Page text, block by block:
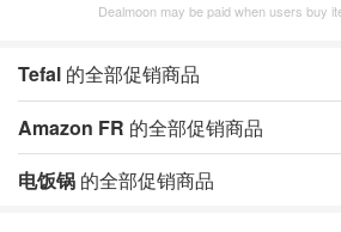
Dealmoon may be paid when users buy
Tefal 的全部促销商品
Amazon FR 的全部促销商品
电饭锅 的全部促销商品